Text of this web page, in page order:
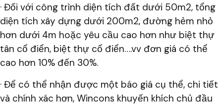
· Đối với công trình diện tích đất dưới 50m2, tổng
diện tích xây dựng dưới 200m2, đường hẻm nhỏ
hơn dưới 4m hoặc yêu cầu cao hơn như biệt thự
tân cổ điển, biệt thự cổ điển….vv đơn giá có thể
cao hơn 10% đến 30%.
· Để có thể nhận được một báo giá cụ thể, chi tiết
và chính xác hơn, Wincons khuyến khích chủ đầu